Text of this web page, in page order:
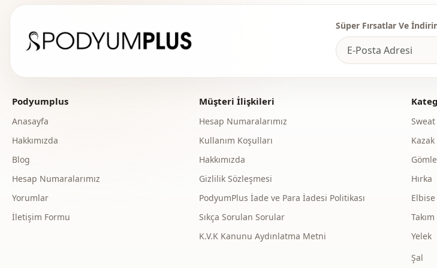
Süper Fırsatlar Ve
Podyumplus
Anasayfa
Hakkımızda
Blog
Hesap Numaralarımız
Yorumlar
İletişim Formu
Müşteri İlişkileri
Hesap Numaralarımız
Kullanım Koşulları
Hakkımızda
Gizlilik Sözleşmesi
PodyumPlus İade ve Para İadesi Politikası
Sıkça Sorulan Sorular
K.V.K Kanunu Aydınlatma Metni
Sweat
Kazak
Hırka
Elbise
Takım
Yelek
Şal